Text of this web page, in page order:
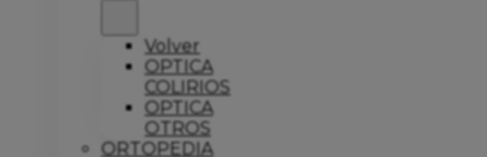
Volver
OPTICA
COLIRIOS
OPTICA
OTROS
ORTOPEDIA